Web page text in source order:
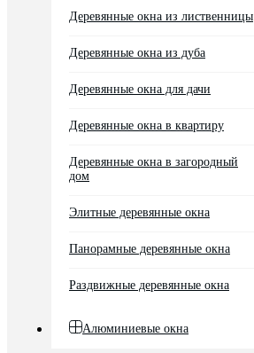
Деревянные окна из лиственницы
Деревянные окна из дуба
Деревянные окна для дачи
Деревянные окна в квартиру
Деревянные окна в загородный
дом
Элитные деревянные окна
Панорамные деревянные окна
Раздвижные деревянные окна
Алюминиевые окна